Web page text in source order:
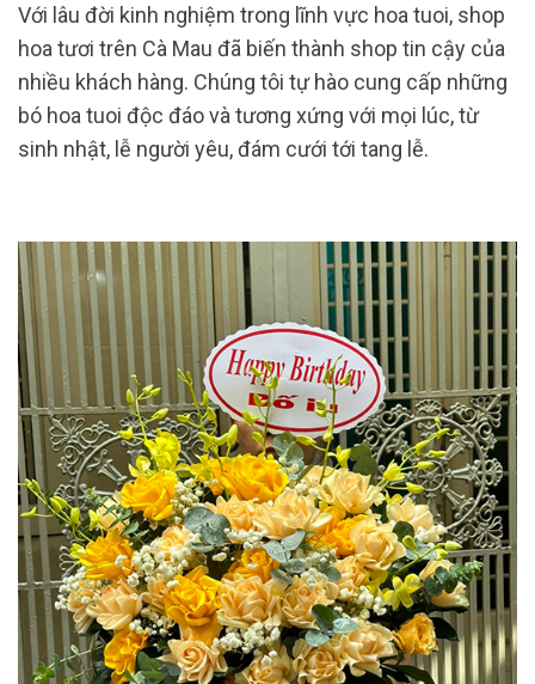
Với lâu đời kinh nghiệm trong lĩnh vực hoa tuoi, shop
hoa tươi trên Cà Mau đã biến thành shop tin cậy của
nhiều khách hàng. Chúng tôi tự hào cung cấp những
bó hoa tuoi độc đáo và tương xứng với mọi lúc, từ
sinh nhật, lễ người yêu, đám cưới tới tang lễ.